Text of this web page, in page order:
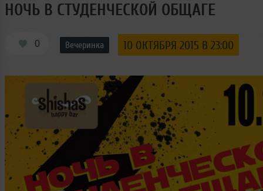
НОЧЬ В СТУДЕНЧЕСКОЙ ОБЩАГЕ
0 Вечеринка 10 ОКТЯБРЯ 2015 В 23:00